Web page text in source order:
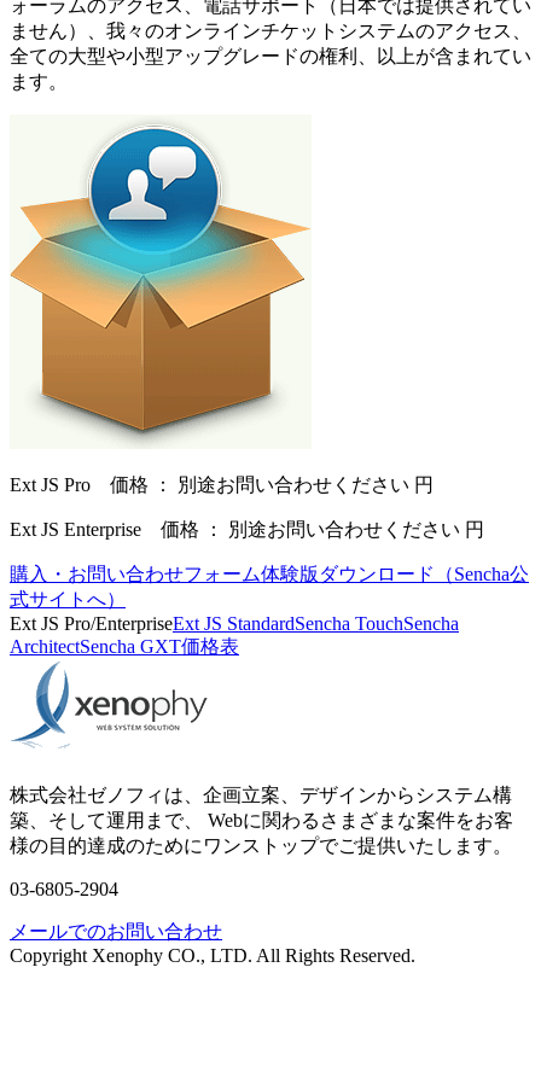
ォーラムのアクセス、電話サポート（日本では提供されてい
ません）、我々のオンラインチケットシステムのアクセス、
全ての大型や小型アップグレードの権利、以上が含まれてい
ます。
Ext JS Pro 価格 ： 別途お問い合わせください 円
Ext JS Enterprise 価格 ： 別途お問い合わせください 円
購入・お問い合わせフォーム体験版ダウンロード（Sencha公
式サイトへ）
Ext JS Pro/EnterpriseExt JS StandardSencha TouchSencha
ArchitectSencha GXT価格表
株式会社ゼノフィは、企画立案、デザインからシステム構
築、そして運用まで、 Webに関わるさまざまな案件をお客
様の目的達成のためにワンストップでご提供いたします。
03-6805-2904
メールでのお問い合わせ
Copyright Xenophy CO., LTD. All Rights Reserved.